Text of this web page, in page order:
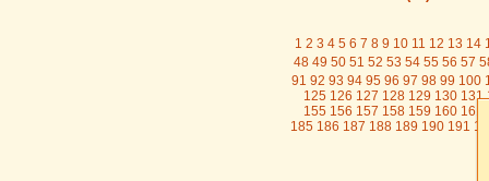
1 2 3 4 5 6 7 8 9 10 11 12 13 14
48 49 50 51 52 53 54 55 56 57
91 92 93 94 95 96 97 98 99 100
125 126 127 128 129 130 131
155 156 157 158 159 160 161
185 186 187 188 189 190 191